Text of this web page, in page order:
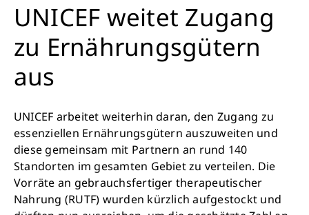
UNICEF weitet Zugang
zu Ernährungsgütern
aus
UNICEF arbeitet weiterhin daran, den Zugang zu
essenziellen Ernährungsgütern auszuweiten und
diese gemeinsam mit Partnern an rund 140
Standorten im gesamten Gebiet zu verteilen. Die
Vorräte an gebrauchsfertiger therapeutischer
Nahrung (RUTF) wurden kürzlich aufgestockt und